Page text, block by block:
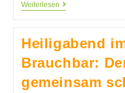
Weiterlesen
Heiligabend
Brauchbar:
gemeinsam